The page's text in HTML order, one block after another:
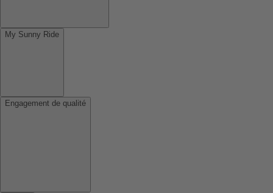
My Sunny Ride
Engagement de qualité